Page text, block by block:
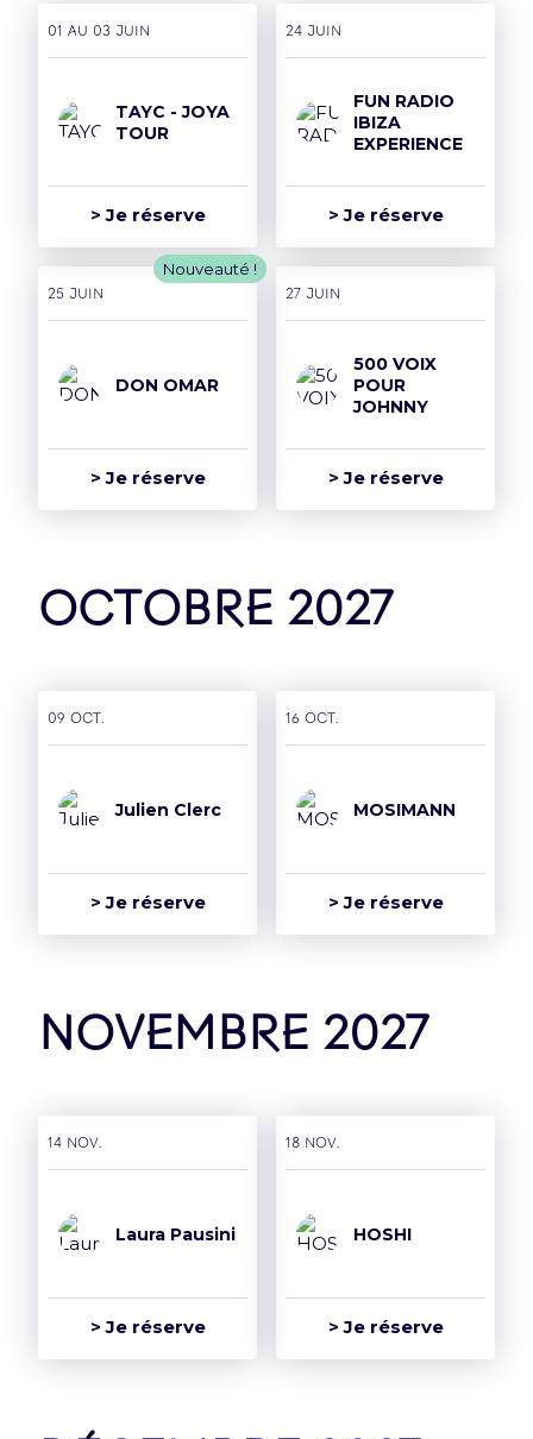
01 AU 03 juin
TAYC - JOYA
TOUR
> Je réserve
24 juin
FUN RADIO
IBIZA
EXPERIENCE
> Je réserve
Nouveauté !
25 juin
DON OMAR
> Je réserve
27 juin
500 VOIX
POUR
JOHNNY
> Je réserve
octobre 2027
09 oct.
Julien Clerc
> Je réserve
16 oct.
MOSIMANN
> Je réserve
novembre 2027
14 nov.
Laura Pausini
> Je réserve
18 nov.
HOSHI
> Je réserve